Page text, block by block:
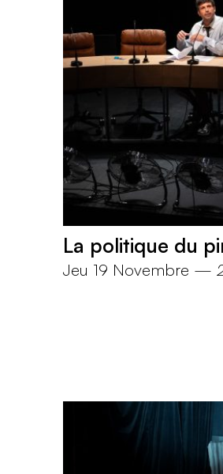
La politique du
Jeu 19 Novembre —